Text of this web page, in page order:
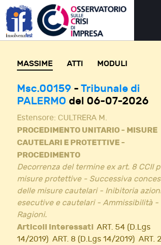
MASSIME ATTI MODULI
Msc.00159 - Tribunale di
PALERMO del 06-07-2026
Estensore: CULTRERA M.
PROCEDIMENTO UNITARIO - MISURE
CAUTELARI E PROTETTIVE -
PROCEDIMENTO
Decorrenza del termine ex art. 8 CCII
misure protettive - Successiva
delle misure cautelari - Inibitoria
esecutive e cautelari - Ammissibilità -
Ragioni.
Articoli interessati ART. 54 (D.Lgs
14/2019) ART. 8 (D.Lgs 14/2019) ART. 2
di InsolvenzFest